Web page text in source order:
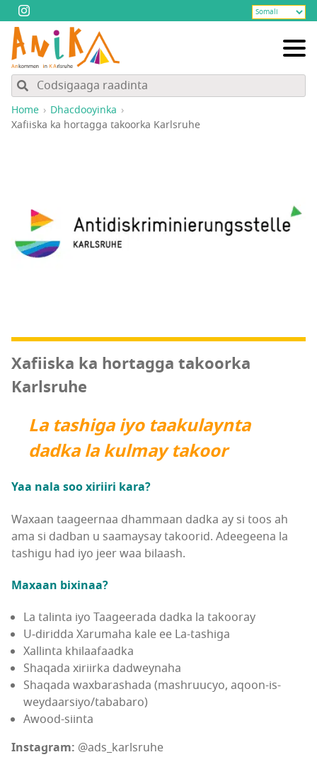
Home
Dhacdooyinka
Xafiiska ka hortagga takoorka Karlsruhe
Xafiiska ka hortagga takoorka
Karlsruhe
La tashiga iyo taakulaynta
dadka la kulmay takoor
Yaa nala soo xiriiri kara?
Waxaan taageernaa dhammaan dadka ay si toos ah
ama si dadban u saamaysay takoorid. Adeegeena la
tashigu had iyo jeer waa bilaash.
Maxaan bixinaa?
La talinta iyo Taageerada dadka la takooray
U‑diridda Xarumaha kale ee La-tashiga
Xallinta khilaafaadka
Shaqada xiriirka dadweynaha
Shaqada waxbarashada (mashruucyo, aqoon-is-
weydaarsiyo/tababaro)
Awood-siinta
Instagram: @ads_karlsruhe